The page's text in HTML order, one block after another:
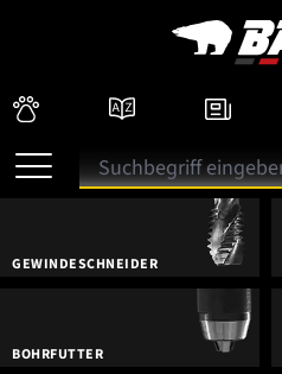
GEWINDESCHNEIDER
BOHRFUTTER